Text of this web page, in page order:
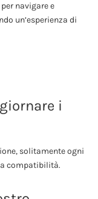
navigare e
un’esperienza di
i
solitamente ogni
compatibilità.